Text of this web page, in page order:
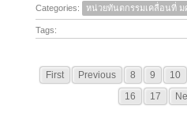
Categories: หน่วยทันตกรรมเคลื่อนที่ ม
Tags:
First Previous 8 9 10
16
17